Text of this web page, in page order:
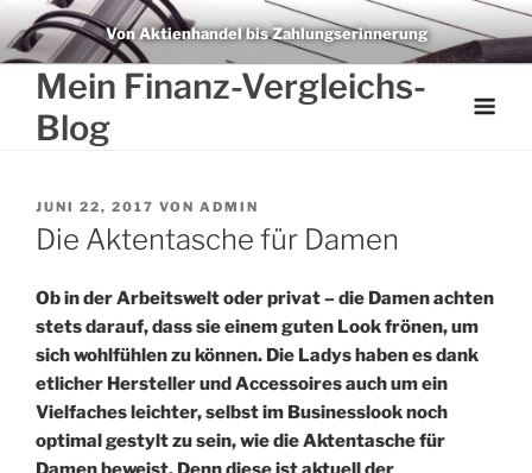
Weiter
zum
Inhalt
Von Aktienhandel bis Zahlungserinnerung
Mein Finanz-Vergleichs-
Blog
VERÖFFENTLICHT
AM
JUNI 22, 2017 VON ADMIN
Die Aktentasche für Damen
Ob in der Arbeitswelt oder privat – die Damen achten
stets darauf, dass sie einem guten Look frönen, um
sich wohlfühlen zu können. Die Ladys haben es dank
etlicher Hersteller und Accessoires auch um ein
Vielfaches leichter, selbst im Businesslook noch
optimal gestylt zu sein, wie die Aktentasche für